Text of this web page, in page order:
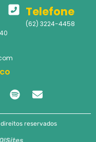
Telefone
(62) 3224-4458
direitos reservados